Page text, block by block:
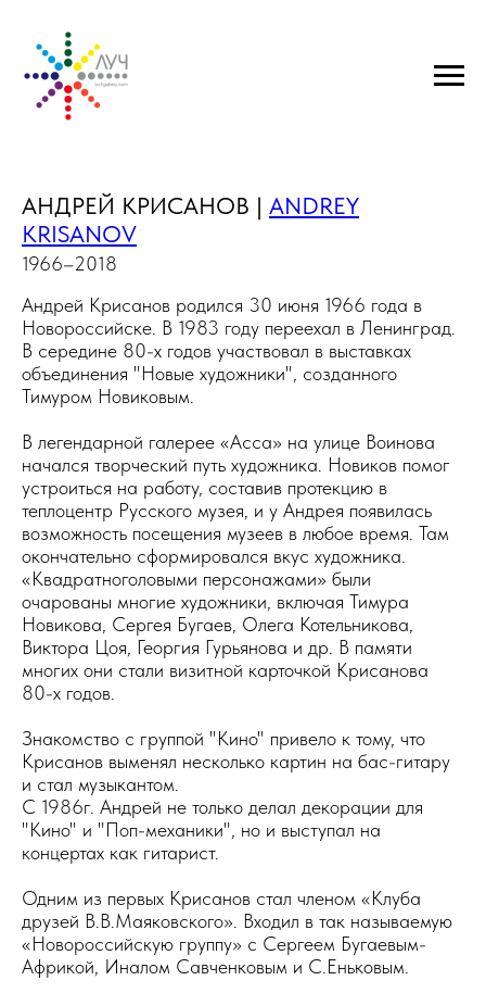
АНДРЕЙ КРИСАНОВ​ | ANDREY
KRISANOV
1966–2018
Андрей Крисанов родился 30 июня 1966 года в
Новороссийске. В 1983 году переехал в Ленинград.
В середине 80-х годов участвовал в выставках
объединения "Новые художники", созданного
Тимуром Новиковым.
В легендарной галерее «Асса» на улице Воинова
начался творческий путь художника. Новиков помог
устроиться на работу, составив протекцию в
теплоцентр Русского музея, и у Андрея появилась
возможность посещения музеев в любое время. Там
окончательно сформировался вкус художника.
«Квадратноголовыми персонажами» были
очарованы многие художники, включая Тимура
Новикова, Сергея Бугаев, Олега Котельникова,
Виктора Цоя, Георгия Гурьянова и др. В памяти
многих они стали визитной карточкой Крисанова
80-х годов.
Знакомство с группой "Кино" привело к тому, что
Крисанов выменял несколько картин на бас-гитару
и стал музыкантом.
С 1986г. Андрей не только делал декорации для
"Кино" и "Поп-механики", но и выступал на
концертах как гитарист.
Одним из первых Крисанов стал членом «Клуба
друзей В.В.Маяковского». Входил в так называемую
«Новороссийскую группу» с Сергеем Бугаевым-
Африкой, Иналом Савченковым и С.Еньковым.